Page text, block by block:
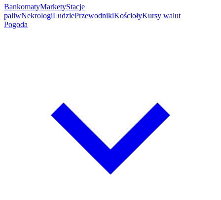
BankomatyMarketyStacje
paliwNekrologiLudziePrzewodnikiKościołyKursy walut
Pogoda